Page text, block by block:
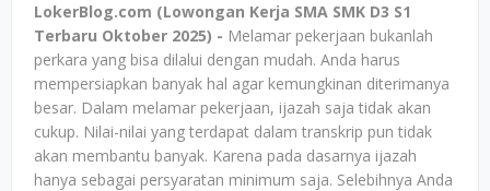
LokerBlog.com (Lowongan Kerja SMA SMK D3 S1
Terbaru Oktober 2025) - Melamar pekerjaan bukanlah
perkara yang bisa dilalui dengan mudah. Anda harus
mempersiapkan banyak hal agar kemungkinan diterimanya
besar. Dalam melamar pekerjaan, ijazah saja tidak akan
cukup. Nilai-nilai yang terdapat dalam transkrip pun tidak
akan membantu banyak. Karena pada dasarnya ijazah
hanya sebagai persyaratan minimum saja. Selebihnya Anda